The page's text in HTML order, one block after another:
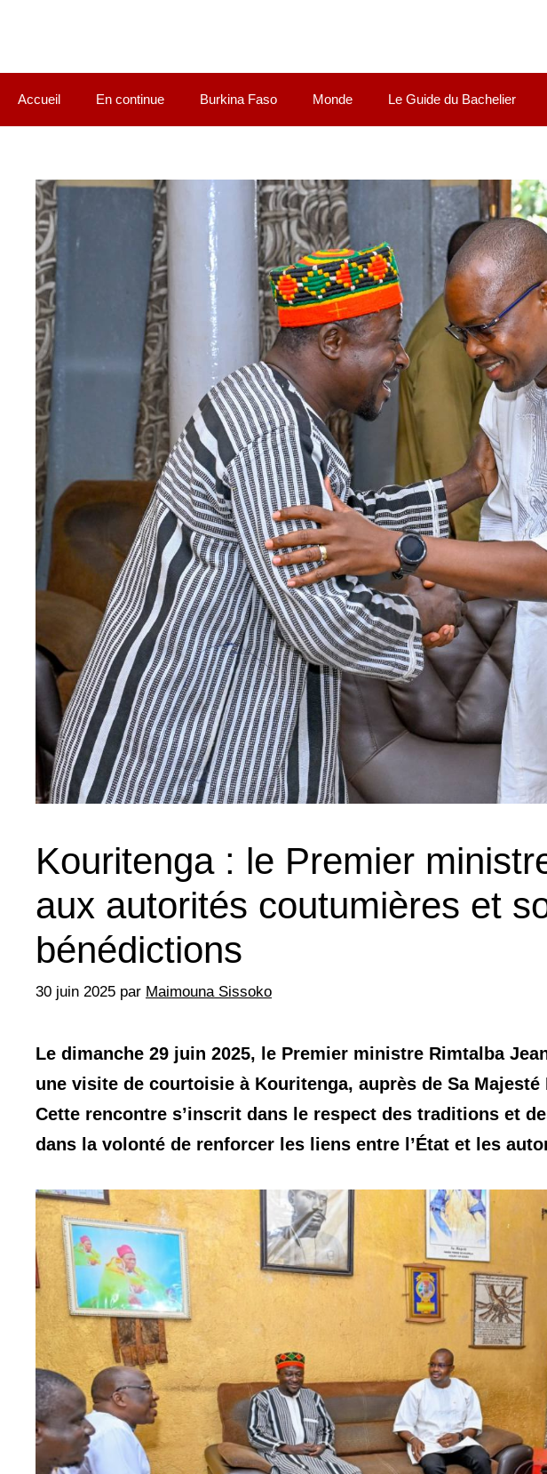
Accueil En continue Burkina Faso Monde Le Guide du Bachelier
Kouritenga : le Premier
aux autorités coutumières et
bénédictions
30 juin 2025 par Maimouna Sissoko
Le dimanche 29 juin 2025, le Premier ministre Rimtalba
une visite de courtoisie à Kouritenga, auprès de Sa Majesté
Cette rencontre s’inscrit dans le respect des traditions et
dans la volonté de renforcer les liens entre l’État et les